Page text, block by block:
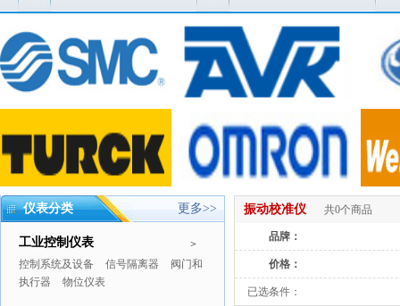
仪表分类 更多>>
>
工业控制仪表
控制系统及设备 信号隔离器
阀门和
执行器
物位仪表
振动校准仪 共0个商品
品牌：
价格：
已选条件：